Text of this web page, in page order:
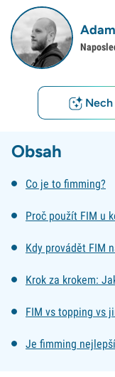
Obsah
Co je to fimming?
Proč použít FIM u
Kdy provádět FIM
Krok za krokem:
FIM vs topping vs
Je fimming